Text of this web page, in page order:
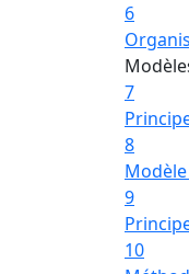
6
7
8
Modèle
9
10